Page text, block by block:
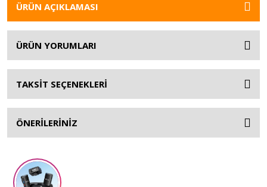
ÜRÜN AÇIKLAMASI
ÜRÜN YORUMLARI
TAKSİT SEÇENEKLERİ
ÖNERİLERİNİZ